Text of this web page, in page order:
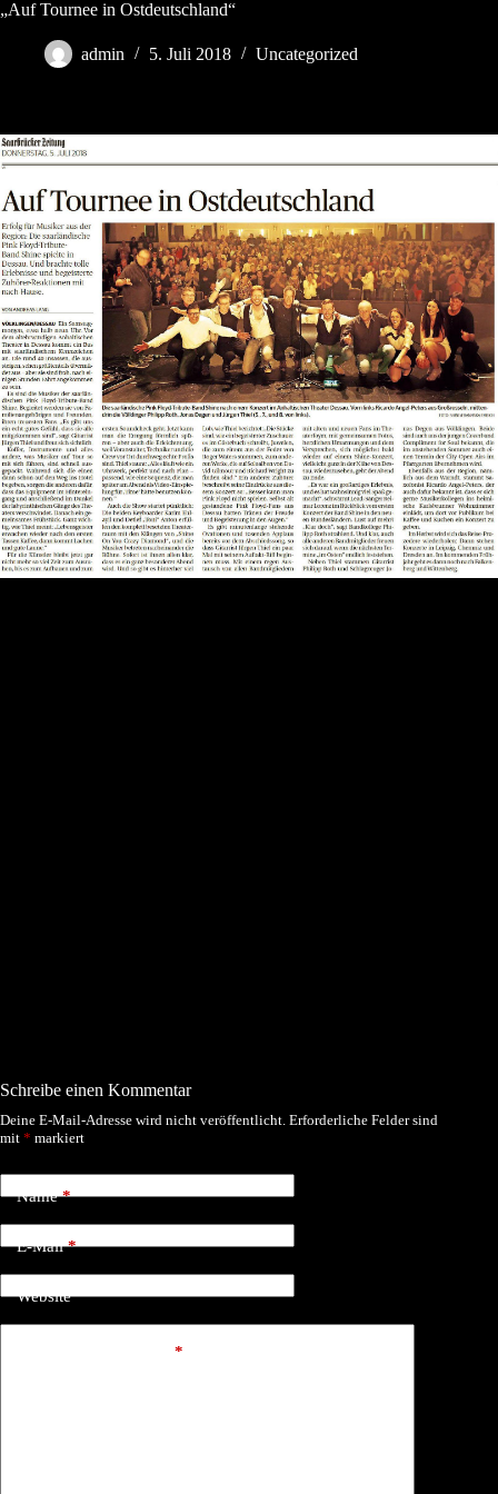
Zum
springen
„Auf Tournee in Ostdeutschland“
admin 5. Juli 2018 Uncategorized
Schreibe einen Kommentar
Deine E-Mail-Adresse wird nicht veröffentlicht. Erforderliche Felder sind
mit * markiert
Name*
E-Mail*
Website
*